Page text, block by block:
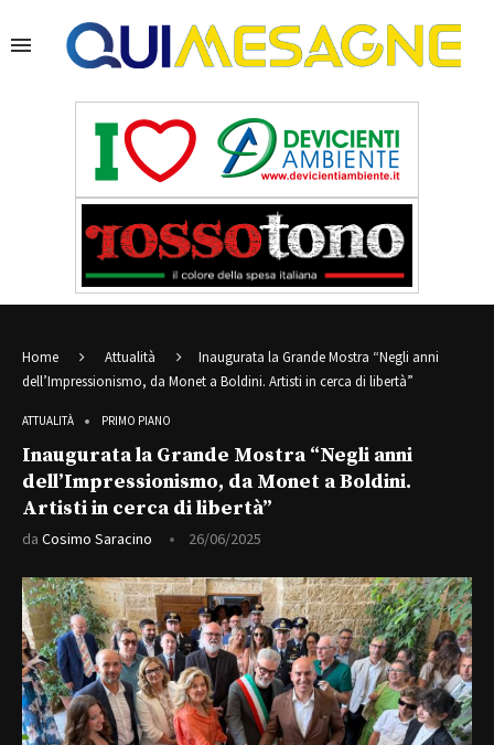
Home Attualità
Inaugurata la Grande Mostra “Negli anni
dell’Impressionismo, da Monet a Boldini. Artisti in cerca di libertà”
ATTUALITÀ PRIMO PIANO
Inaugurata la Grande Mostra “Negli anni
dell’Impressionismo, da Monet a Boldini.
Artisti in cerca di libertà”
da Cosimo Saracino 26/06/2025